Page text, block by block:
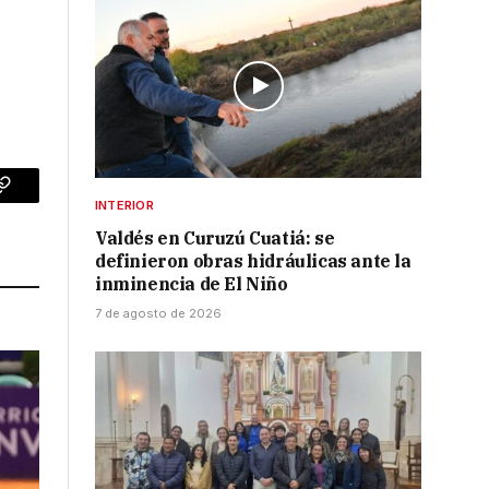
Copy
INTERIOR
Valdés en Curuzú Cuatiá: se
definieron obras hidráulicas ante la
inminencia de El Niño
7 de agosto de 2026